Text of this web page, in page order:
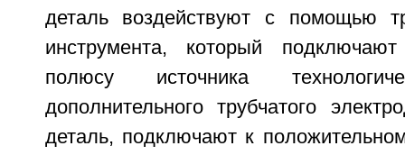
деталь воздействуют с помощью
инструмента, который
полюсу источника
дополнительного трубчатого
деталь, подключают к